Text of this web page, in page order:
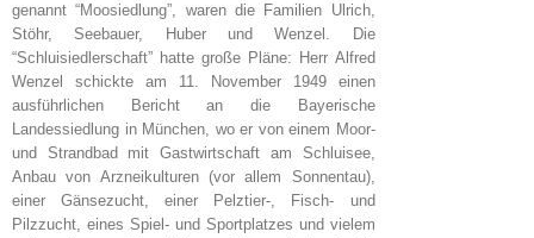
genannt “Moosiedlung”, waren die Familien Ulrich,
Stöhr, Seebauer, Huber und Wenzel. Die
“Schluisiedlerschaft” hatte große Pläne: Herr Alfred
Wenzel schickte am 11. November 1949 einen
ausführlichen Bericht an die Bayerische
Landessiedlung in München, wo er von einem Moor-
und Strandbad mit Gastwirtschaft am Schluisee,
Anbau von Arzneikulturen (vor allem Sonnentau),
einer Gänsezucht, einer Pelztier-, Fisch- und
Pilzzucht, eines Spiel- und Sportplatzes und vielem